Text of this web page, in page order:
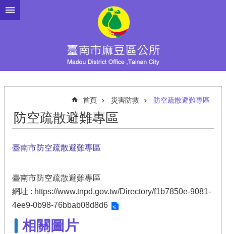
跳到主要內容區塊
首頁 災害防救 防空疏散避難專區
防空疏散避難專區
臺南市防空疏散避難專區
臺南市防空疏散避難專區
網址 : https://www.tnpd.gov.tw/Directory/f1b7850e-9081-
4ee9-0b98-76bbab08d8d6
相關圖片